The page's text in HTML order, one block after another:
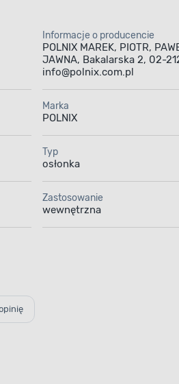
Informacje o producencie
POLNIX MAREK, PIOTR,
JAWNA, Bakalarska 2, 02-
info@polnix.com.pl
Marka
POLNIX
Typ
osłonka
Zastosowanie
wewnętrzna